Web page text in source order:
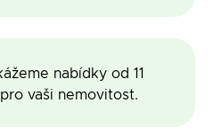
nabídky od 11
vaši nemovitost.